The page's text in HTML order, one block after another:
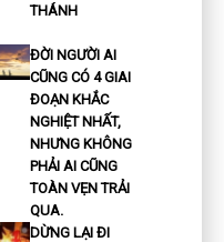
THÁNH
ĐỜI NGƯỜI AI
CŨNG CÓ 4 GIAI
ĐOẠN KHẮC
NGHIỆT NHẤT,
NHƯNG KHÔNG
PHẢI AI CŨNG
TOÀN VẸN TRẢI
QUA.
DỪNG LẠI ĐI